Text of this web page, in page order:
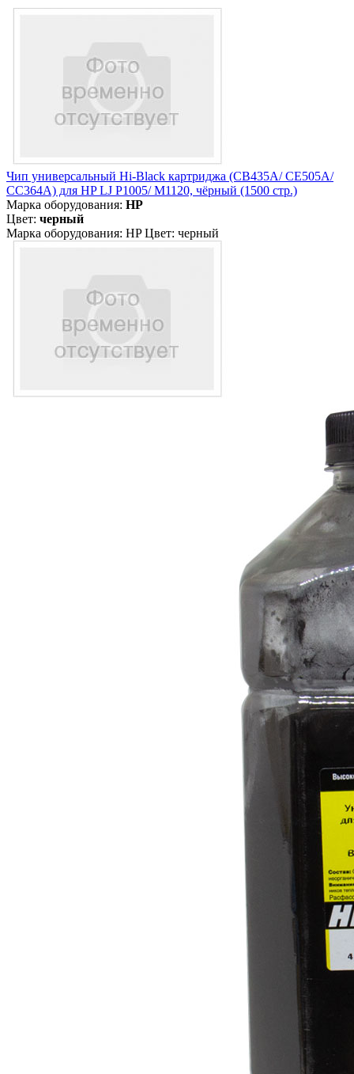
Чип универсальный Hi-Black картриджа (CB435A/ CE505A/
CC364A) для HP LJ P1005/ M1120, чёрный (1500 стр.)
Марка оборудования: HP
Цвет: черный
Марка оборудования: HP Цвет: черный